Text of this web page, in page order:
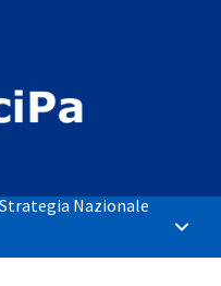
Nazionale